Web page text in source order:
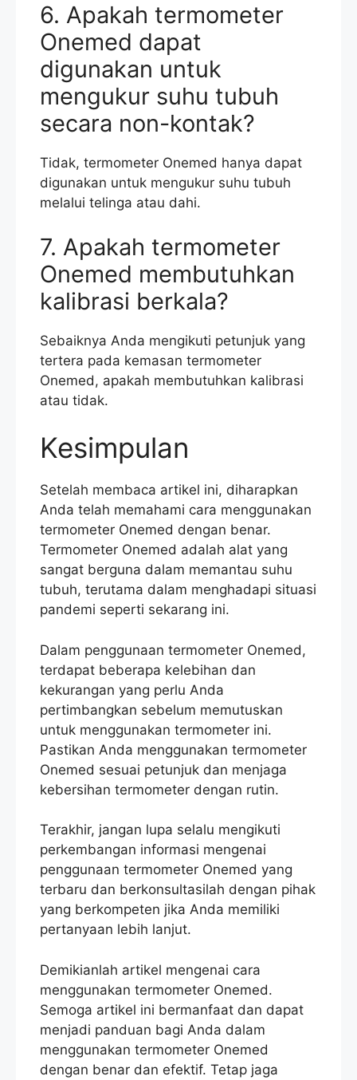
6. Apakah termometer
Onemed dapat
digunakan untuk
mengukur suhu tubuh
secara non-kontak?
Tidak, termometer Onemed hanya dapat
digunakan untuk mengukur suhu tubuh
melalui telinga atau dahi.
7. Apakah termometer
Onemed membutuhkan
kalibrasi berkala?
Sebaiknya Anda mengikuti petunjuk yang
tertera pada kemasan termometer
Onemed, apakah membutuhkan kalibrasi
atau tidak.
Kesimpulan
Setelah membaca artikel ini, diharapkan
Anda telah memahami cara menggunakan
termometer Onemed dengan benar.
Termometer Onemed adalah alat yang
sangat berguna dalam memantau suhu
tubuh, terutama dalam menghadapi situasi
pandemi seperti sekarang ini.
Dalam penggunaan termometer Onemed,
terdapat beberapa kelebihan dan
kekurangan yang perlu Anda
pertimbangkan sebelum memutuskan
untuk menggunakan termometer ini.
Pastikan Anda menggunakan termometer
Onemed sesuai petunjuk dan menjaga
kebersihan termometer dengan rutin.
Terakhir, jangan lupa selalu mengikuti
perkembangan informasi mengenai
penggunaan termometer Onemed yang
terbaru dan berkonsultasilah dengan pihak
yang berkompeten jika Anda memiliki
pertanyaan lebih lanjut.
Demikianlah artikel mengenai cara
menggunakan termometer Onemed.
Semoga artikel ini bermanfaat dan dapat
menjadi panduan bagi Anda dalam
menggunakan termometer Onemed
dengan benar dan efektif. Tetap jaga